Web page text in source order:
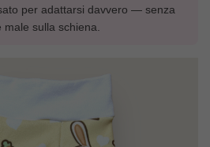
per adattarsi davvero — senza
sulla schiena.